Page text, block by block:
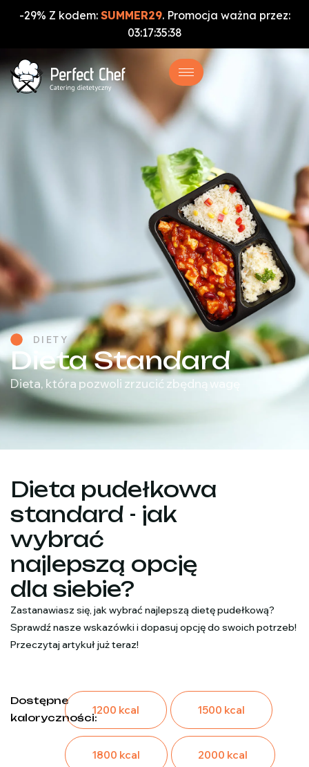
-29% Z kodem: SUMMER29. Promocja ważna przez:
03:17:35:36
DIETY
Dieta Standard
Dieta, która pozwoli zrzucić zbędną wagę
Dieta pudełkowa
standard - jak
wybrać
najlepszą opcję
dla siebie?
Zastanawiasz się, jak wybrać najlepszą dietę pudełkową?
Sprawdź nasze wskazówki i dopasuj opcję do swoich potrzeb!
Przeczytaj artykuł już teraz!
Dostępne
kaloryczności:
1200 kcal 1500 kcal
1800 kcal 2000 kcal